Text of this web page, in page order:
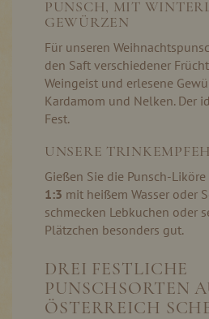
PUNSCH, MIT
GEWÜRZEN
Für unseren
den Saft verschiedener
Weingeist und erlesene
Kardamom und Nelken. Der
Fest.
UNSERE
Gießen Sie die Punsch-
1:3 mit heißem Wasser oder
schmecken Lebkuchen oder
Plätzchen besonders gut.
DREI FESTLICHE
PUNSCHSORTEN
ÖSTERREICH